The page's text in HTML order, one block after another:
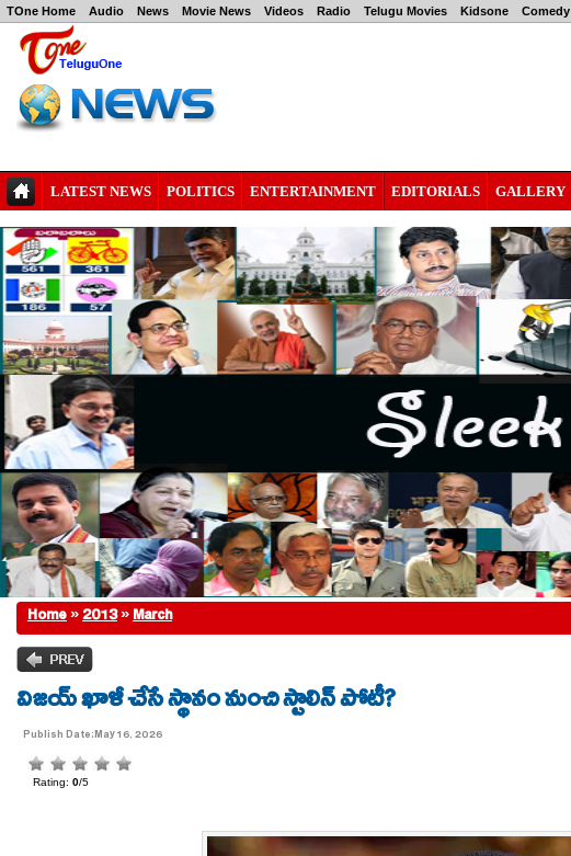
TOne Home Audio News Movie News Videos Radio Telugu Movies Kidsone Comedy
LATEST NEWS POLITICS ENTERTAINMENT EDITORIALS GALLERY
Home»2013»March
విజయ్ ఖాళీ చేసే స్థానం నుంచి స్టాలిన్ పోటీ?
Publish Date:May 16, 2026